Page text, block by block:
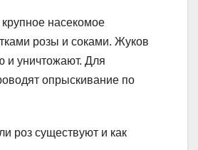
насекомое
розы и соками. Жуков
и уничтожают. Для
опрыскивание по